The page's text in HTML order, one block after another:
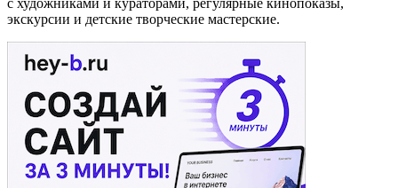
с художниками и кураторами, регулярные кинопоказы,
экскурсии и детские творческие мастерские.